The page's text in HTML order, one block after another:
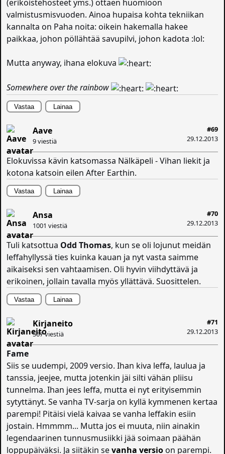
(erikoistehosteet yms.) ottaen huomioon
valmistusmisvuoden. Ainoa hupaisa kohta tekniikan
kannalta on Paha noita: oikein hakemalla hakee
paikkaa, johon pöllähtää savupilvi, johon kadota :lol:
Mutta anyway, ihana elokuva
Somewhere over the rainbow
Vastaa Lainaa
#69
29.12.2013
Aave
9 viestiä
Elokuvissa kävin katsomassa Nälkäpeli - Vihan liekit ja
kotona katsoin eilen After Earthin.
Vastaa Lainaa
#70
29.12.2013
Ansa
1001 viestiä
Tuli katsottua Odd Thomas, kun se oli lojunut meidän
leffahyllyssä ties kuinka kauan ja nyt vasta saimme
aikaiseksi sen vahtaamisen. Oli hyvin viihdyttävä ja
erikoinen, jollain tavalla myös yllättävä. Suosittelen.
Vastaa Lainaa
#71
29.12.2013
Kirjaneito
567 viestiä
Fame
Siis se uudempi, 2009 versio. Ihan kiva leffa, laulua ja
tanssia, jeejee, mutta jotenkin jäi silti vähän pliisu
tunnelma. Ihan jees leffa, mutta ei nyt erityisemmin
sytyttänyt. Se vanha TV-sarja on kyllä kymmenen kertaa
parempi! Pitäisi vielä kaivaa se vanha leffakin esiin
jostain. Hmmmm... Mutta jos ei muuta, niin ainakin
legendaarinen tunnusmusiikki jää soimaan päähän
loppupäiväksi. Ja siitäkin sevanha versioon parempi.